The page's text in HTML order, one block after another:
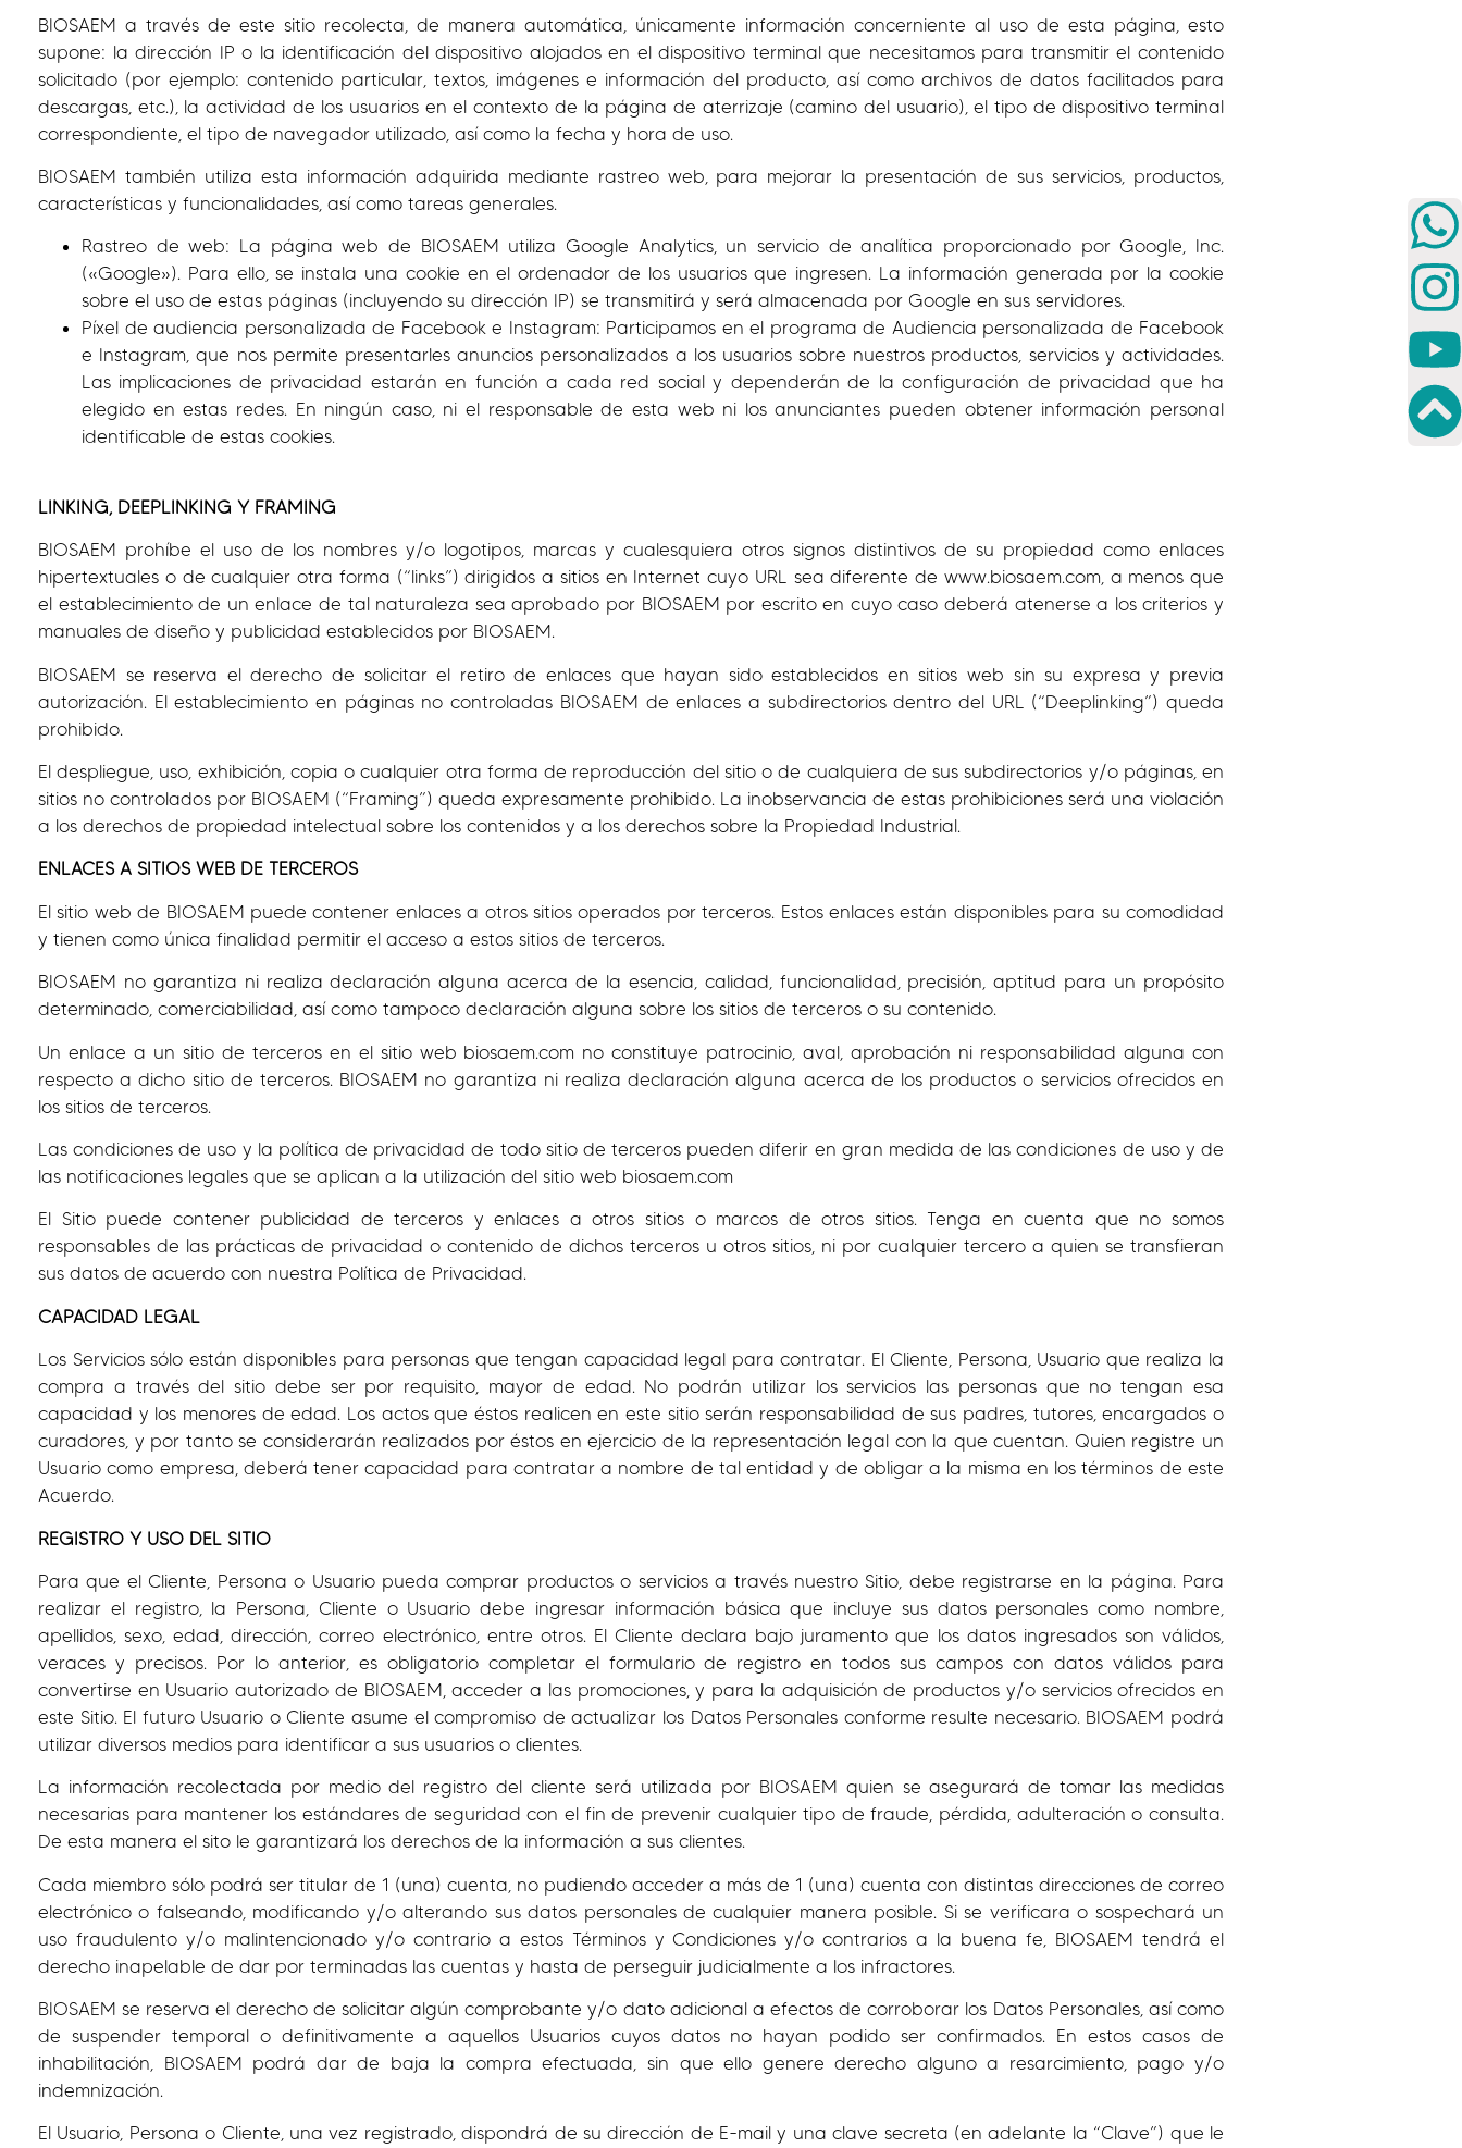
BIOSAEM a través de este sitio recolecta, de manera automática, únicamente información concerniente al uso de esta página, esto
supone: la dirección IP o la identificación del dispositivo alojados en el dispositivo terminal que necesitamos para transmitir el contenido
solicitado (por ejemplo: contenido particular, textos, imágenes e información del producto, así como archivos de datos facilitados para
descargas, etc.), la actividad de los usuarios en el contexto de la página de aterrizaje (camino del usuario), el tipo de dispositivo terminal
correspondiente, el tipo de navegador utilizado, así como la fecha y hora de uso.
BIOSAEM también utiliza esta información adquirida mediante rastreo web, para mejorar la presentación de sus servicios, productos,
características y funcionalidades, así como tareas generales.
Rastreo de web: La página web de BIOSAEM utiliza Google Analytics, un servicio de analítica proporcionado por Google, Inc.
(«Google»). Para ello, se instala una cookie en el ordenador de los usuarios que ingresen. La información generada por la cookie
sobre el uso de estas páginas (incluyendo su dirección IP) se transmitirá y será almacenada por Google en sus servidores.
Píxel de audiencia personalizada de Facebook e Instagram: Participamos en el programa de Audiencia personalizada de Facebook
e Instagram, que nos permite presentarles anuncios personalizados a los usuarios sobre nuestros productos, servicios y actividades.
Las implicaciones de privacidad estarán en función a cada red social y dependerán de la configuración de privacidad que ha
elegido en estas redes. En ningún caso, ni el responsable de esta web ni los anunciantes pueden obtener información personal
identificable de estas cookies.
LINKING, DEEPLINKING Y FRAMING
BIOSAEM prohíbe el uso de los nombres y/o logotipos, marcas y cualesquiera otros signos distintivos de su propiedad como enlaces
hipertextuales o de cualquier otra forma (“links”) dirigidos a sitios en Internet cuyo URL sea diferente de www.biosaem.com, a menos que
el establecimiento de un enlace de tal naturaleza sea aprobado por BIOSAEM por escrito en cuyo caso deberá atenerse a los criterios y
manuales de diseño y publicidad establecidos por BIOSAEM.
BIOSAEM se reserva el derecho de solicitar el retiro de enlaces que hayan sido establecidos en sitios web sin su expresa y previa
autorización. El establecimiento en páginas no controladas BIOSAEM de enlaces a subdirectorios dentro del URL (“Deeplinking”) queda
prohibido.
El despliegue, uso, exhibición, copia o cualquier otra forma de reproducción del sitio o de cualquiera de sus subdirectorios y/o páginas, en
sitios no controlados por BIOSAEM (“Framing”) queda expresamente prohibido. La inobservancia de estas prohibiciones será una violación
a los derechos de propiedad intelectual sobre los contenidos y a los derechos sobre la Propiedad Industrial.
ENLACES A SITIOS WEB DE TERCEROS
El sitio web de BIOSAEM puede contener enlaces a otros sitios operados por terceros. Estos enlaces están disponibles para su comodidad
y tienen como única finalidad permitir el acceso a estos sitios de terceros.
BIOSAEM no garantiza ni realiza declaración alguna acerca de la esencia, calidad, funcionalidad, precisión, aptitud para un propósito
determinado, comerciabilidad, así como tampoco declaración alguna sobre los sitios de terceros o su contenido.
Un enlace a un sitio de terceros en el sitio web biosaem.com no constituye patrocinio, aval, aprobación ni responsabilidad alguna con
respecto a dicho sitio de terceros. BIOSAEM no garantiza ni realiza declaración alguna acerca de los productos o servicios ofrecidos en
los sitios de terceros.
Las condiciones de uso y la política de privacidad de todo sitio de terceros pueden diferir en gran medida de las condiciones de uso y de
las notificaciones legales que se aplican a la utilización del sitio web biosaem.com
El Sitio puede contener publicidad de terceros y enlaces a otros sitios o marcos de otros sitios. Tenga en cuenta que no somos
responsables de las prácticas de privacidad o contenido de dichos terceros u otros sitios, ni por cualquier tercero a quien se transfieran
sus datos de acuerdo con nuestra Política de Privacidad.
CAPACIDAD LEGAL
Los Servicios sólo están disponibles para personas que tengan capacidad legal para contratar. El Cliente, Persona, Usuario que realiza la
compra a través del sitio debe ser por requisito, mayor de edad. No podrán utilizar los servicios las personas que no tengan esa
capacidad y los menores de edad. Los actos que éstos realicen en este sitio serán responsabilidad de sus padres, tutores, encargados o
curadores, y por tanto se considerarán realizados por éstos en ejercicio de la representación legal con la que cuentan. Quien registre un
Usuario como empresa, deberá tener capacidad para contratar a nombre de tal entidad y de obligar a la misma en los términos de este
Acuerdo.
REGISTRO Y USO DEL SITIO
Para que el Cliente, Persona o Usuario pueda comprar productos o servicios a través nuestro Sitio, debe registrarse en la página. Para
realizar el registro, la Persona, Cliente o Usuario debe ingresar información básica que incluye sus datos personales como nombre,
apellidos, sexo, edad, dirección, correo electrónico, entre otros. El Cliente declara bajo juramento que los datos ingresados son válidos,
veraces y precisos. Por lo anterior, es obligatorio completar el formulario de registro en todos sus campos con datos válidos para
convertirse en Usuario autorizado de BIOSAEM, acceder a las promociones, y para la adquisición de productos y/o servicios ofrecidos en
este Sitio. El futuro Usuario o Cliente asume el compromiso de actualizar los Datos Personales conforme resulte necesario. BIOSAEM podrá
utilizar diversos medios para identificar a sus usuarios o clientes.
La información recolectada por medio del registro del cliente será utilizada por BIOSAEM quien se asegurará de tomar las medidas
necesarias para mantener los estándares de seguridad con el fin de prevenir cualquier tipo de fraude, pérdida, adulteración o consulta.
De esta manera el sito le garantizará los derechos de la información a sus clientes.
Cada miembro sólo podrá ser titular de 1 (una) cuenta, no pudiendo acceder a más de 1 (una) cuenta con distintas direcciones de correo
electrónico o falseando, modificando y/o alterando sus datos personales de cualquier manera posible. Si se verificara o sospechará un
uso fraudulento y/o malintencionado y/o contrario a estos Términos y Condiciones y/o contrarios a la buena fe, BIOSAEM tendrá el
derecho inapelable de dar por terminadas las cuentas y hasta de perseguir judicialmente a los infractores.
BIOSAEM se reserva el derecho de solicitar algún comprobante y/o dato adicional a efectos de corroborar los Datos Personales, así como
de suspender temporal o definitivamente a aquellos Usuarios cuyos datos no hayan podido ser confirmados. En estos casos de
inhabilitación, BIOSAEM podrá dar de baja la compra efectuada, sin que ello genere derecho alguno a resarcimiento, pago y/o
indemnización.
El Usuario, Persona o Cliente, una vez registrado, dispondrá de su dirección de E-mail y una clave secreta (en adelante la “Clave”) que le